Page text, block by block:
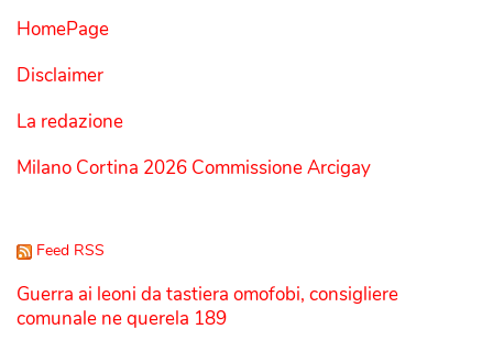
HomePage
Disclaimer
La redazione
Milano Cortina 2026 Commissione Arcigay
Feed RSS
Guerra ai leoni da tastiera omofobi, consigliere
comunale ne querela 189